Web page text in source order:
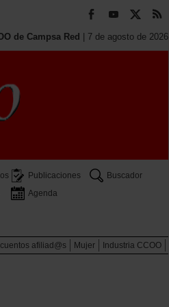
de Campsa Red | 7 de agosto de 2026
Publicaciones
Buscador
Agenda
afiliad@s Mujer Industria CCOO